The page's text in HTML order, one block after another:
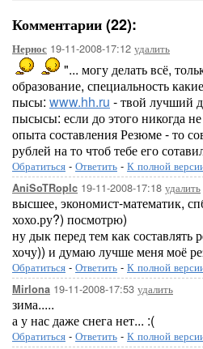
Комментарии (22):
Нернос 19-11-2008-17:12 удалить
"... могу делать всё,
образование, специальность
пысы: www.hh.ru - твой лучший
пысысы: если до этого никогда
опыта составления Резюме - то
рублей на то чтоб тебе его
Обратиться - Ответить - К полной
AniSoTRopIc 19-11-2008-17:18 удалить
высшее, экономист-математик,
хохо.ру?) посмотрю)
ну дык перед тем как составлять
хочу)) и думаю лучше меня моё
Обратиться - Ответить - К полной
Mirlona 19-11-2008-17:53 удалить
зима.....
а у нас даже снега нет... :(
Обратиться - Ответить - К полной